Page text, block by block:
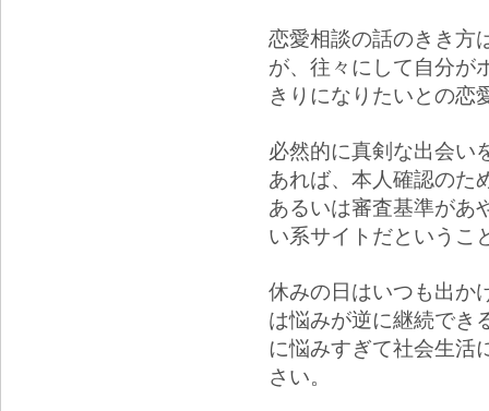
恋愛相談の話のきき方
が、往々にして自分が
きりになりたいとの恋
必然的に真剣な出会い
あれば、本人確認のた
あるいは審査基準があ
い系サイトだというこ
休みの日はいつも出か
は悩みが逆に継続でき
に悩みすぎて社会生活
さい。